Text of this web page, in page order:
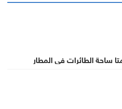
ساحة الطائرات في المطار